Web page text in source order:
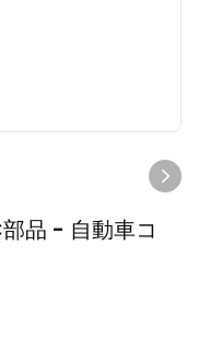
品 - 自動車コ